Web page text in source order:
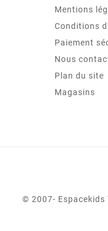
Mentions
Conditions
Paiement
Nous
Plan du site
Magasins
© 2007- Espacekids